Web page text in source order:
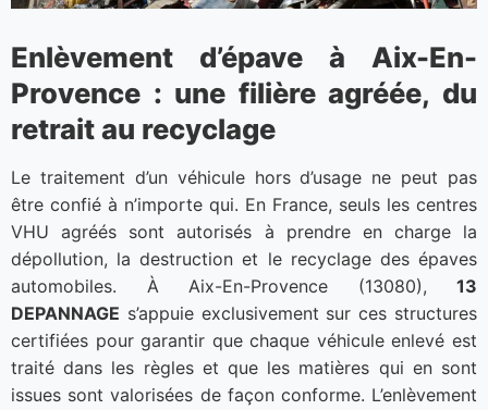
Enlèvement d’épave à Aix-En-
Provence : une filière agréée, du
retrait au recyclage
Le traitement d’un véhicule hors d’usage ne peut pas
être confié à n’importe qui. En France, seuls les centres
VHU agréés sont autorisés à prendre en charge la
dépollution, la destruction et le recyclage des épaves
automobiles. À Aix-En-Provence (13080), 13
DEPANNAGE s’appuie exclusivement sur ces structures
certifiées pour garantir que chaque véhicule enlevé est
traité dans les règles et que les matières qui en sont
issues sont valorisées de façon conforme. L’enlèvement